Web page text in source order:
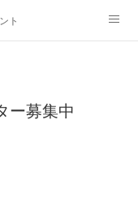
トMenu
ー募集中